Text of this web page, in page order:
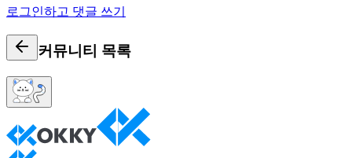
로그인하고 댓글 쓰기
커뮤니티 목록